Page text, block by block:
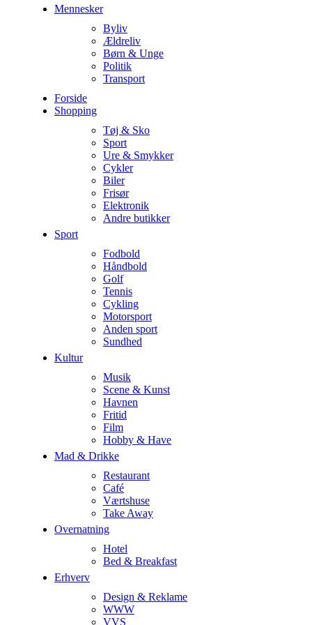
Mennesker
Byliv
Ældreliv
Børn & Unge
Politik
Transport
Forside
Shopping
Tøj & Sko
Sport
Ure & Smykker
Cykler
Biler
Frisør
Elektronik
Andre butikker
Sport
Fodbold
Håndbold
Golf
Tennis
Cykling
Motorsport
Anden sport
Sundhed
Kultur
Musik
Scene & Kunst
Havnen
Fritid
Film
Hobby & Have
Mad & Drikke
Restaurant
Café
Værtshuse
Take Away
Overnatning
Hotel
Bed & Breakfast
Erhverv
Design & Reklame
WWW
VVS